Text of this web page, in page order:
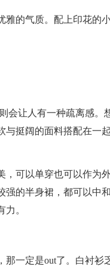
的气质。配上印花的
会让人有一种疏离感。
与挺阔的面料搭配在一
，可以单穿也可以作为
强的半身裙，都可以中
。
那一定是out了。白衬衫